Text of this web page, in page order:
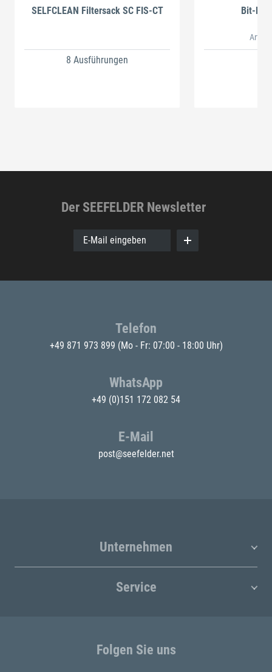
SELFCLEAN Filtersack SC FIS-CT
8 Ausführungen
Bit-
Der SEEFELDER Newsletter
E-Mail eingeben
Telefon
+49 871 973 899 (Mo - Fr: 07:00 - 18:00 Uhr)
WhatsApp
+49 (0)151 172 082 54
E-Mail
post@seefelder.net
Unternehmen
Service
Folgen Sie uns